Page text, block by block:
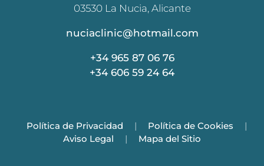
03530 La Nucia, Alicante
nuciaclinic@hotmail.com
+34 965 87 06 76
+34 606 59 24 64
Política de Privacidad | Política de Cookies
|
Aviso Legal
| Mapa del Sitio